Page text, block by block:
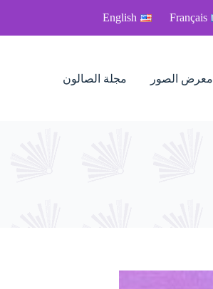
Français
English
معرض الصور مجلة الصالون